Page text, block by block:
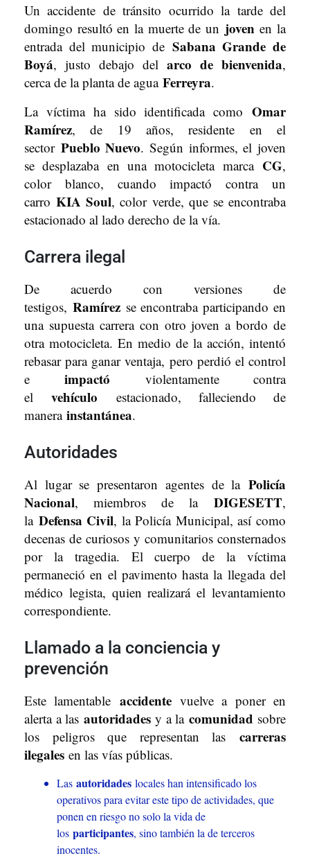
Un accidente de tránsito ocurrido la tarde del
domingo resultó en la muerte de un joven en la
entrada del municipio de Sabana Grande de
Boyá, justo debajo delarco de bienvenida,
cerca de la planta de agua Ferreyra.
La víctima ha sido identificada como Omar
Ramírez, de 19 años, residente en el
sector Pueblo Nuevo. Según informes, el joven
se desplazaba en una motocicleta marca CG,
color blanco, cuando impactó contra un
carroKIA Soul, color verde, que se encontraba
estacionado al lado derecho de la vía.
Carrera ilegal
De acuerdo con versiones de
testigos, Ramírezse encontraba participando en
una supuesta carrera con otro joven a bordo de
otra motocicleta. En medio de la acción, intentó
rebasar para ganar ventaja, pero perdió el control
eimpactó violentamente contra
elvehículo estacionado, falleciendo de
manera instantánea.
Autoridades
Al lugar se presentaron agentes de la Policía
Nacional, miembros de la DIGESETT,
la Defensa Civil, la Policía Municipal, así como
decenas de curiosos y comunitarios consternados
por la tragedia. El cuerpo de la víctima
permaneció en el pavimento hasta la llegada del
médico legista, quien realizará el levantamiento
correspondiente.
Llamado a la conciencia y
prevención
Este lamentable accidentevuelve a poner en
alerta a las autoridadesy a la comunidad sobre
los peligros que representan las carreras
ilegales en las vías públicas.
Las autoridades locales han intensificado los
operativos para evitar este tipo de actividades, que
ponen en riesgo no solo la vida de
los participantes, sino también la de terceros
inocentes.